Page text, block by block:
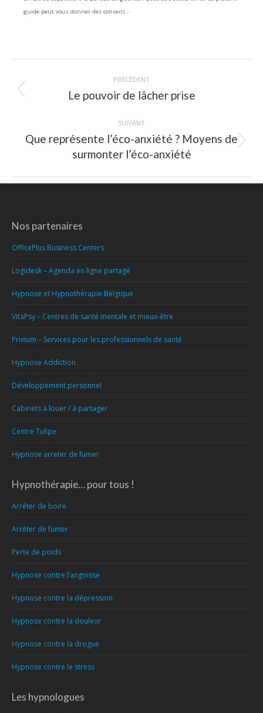
guide peut vous donner des conseils...
article
PRÉCÉDENT
Article
Le pouvoir de lâcher prise
SUIVANT
Article
suivant
Que représente l’éco-anxiété ? Moyens de
surmonter l’éco-anxiété
Nos partenaires
OfficePlus Business Centers
Logidesk – Agenda en ligne partagé
Hypnose et Hypnothérapie Belgique
VitaPsy – Centres de santé mentale et mieux-être
Privium – Services pour les professionnels de santé
Hypnose Addiction
Développement personnel
Cabinets à louer / à partager
Centre Tulipe
Hypnose arreter de fumer
Hypnothérapie… pour tous !
Arrêter de boire
Arrêter de fumer
Perte de poids
Hypnose contre l’angoisse
Hypnose contre la dépression
Hypnose contre la douleur
Hypnose contre la drogue
Hypnose contre le stress
Les hypnologues